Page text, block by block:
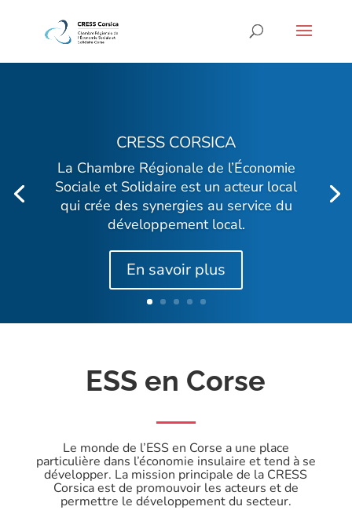
CRESS CORSICA
La Chambre Régionale de l’Économie
Sociale et Solidaire est un acteur local
qui crée des synergies au service du
développement local.
En savoir plus
ESS en Corse
Le monde de l’ESS en Corse a une place
particulière dans l’économie insulaire et tend à se
développer. La mission principale de la CRESS
Corsica est de promouvoir les acteurs et de
permettre le développement du secteur.